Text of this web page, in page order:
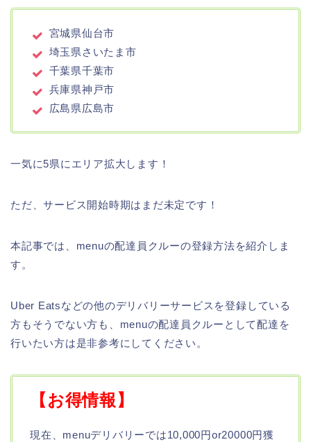
宮城県仙台市
埼玉県さいたま市
千葉県千葉市
兵庫県神戸市
広島県広島市
一気に5県にエリア拡大します！
ただ、サービス開始時期はまだ未定です！
本記事では、menuの配達員クルーの登録方法を紹介しま
す。
Uber Eatsなどの他のデリバリーサービスを登録している
方もそうでない方も、menuの配達員クルーとして配達を
行いたい方は是非参考にしてください。
【お得情報】
現在、menuデリバリーでは10,000円or20000円獲